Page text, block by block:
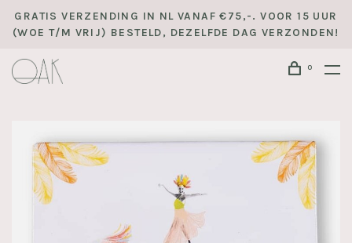
GRATIS VERZENDING IN NL VANAF €75,-. VOOR 15 UUR
(WOE T/M VRIJ) BESTELD, DEZELFDE DAG VERZONDEN!
0